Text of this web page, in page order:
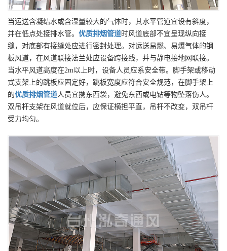
当运送含凝结水或含湿量较大的气体时，其水平管道宜设有斜度，
并在低点处接排水管。 优质排烟管道时风道底部不宜呈现纵向接
缝，对底部有接缝处应进行密封处理。对运送易燃、易爆气体的钢
板风道，在风道联接法兰处应设备跨接线，并与静电接地网联接。
当水平风道高度在2m以上时，设备人员应系安全带。脚手架或移动
式支架上的跳板应固定好，跳板宽度应符合安全规范，在脚手架上
的优质排烟管道人员宜携东西袋，避免东西或电钻等物坠落伤人。
双吊杆支架在风道就位后，应保证横担平直，吊杆不改变，双吊杆
受力均匀。